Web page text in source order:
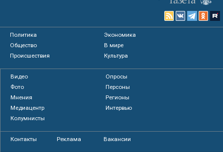
Политика
Экономика
Общество
В мире
Происшествия
Культура
Видео
Опросы
Фото
Персоны
Мнения
Регионы
Медиацентр
Интервью
Колумнисты
Контакты Реклама Вакансии